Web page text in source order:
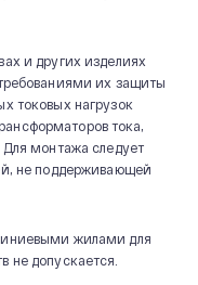
и других изделиях
их защиты
токовых нагрузок
тока,
монтажа следует
не поддерживающей
жилами для
не допускается.